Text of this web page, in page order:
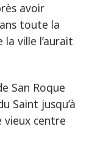
avoir
toute la
ville l’aurait
San Roque
Saint jusqu’à
vieux centre